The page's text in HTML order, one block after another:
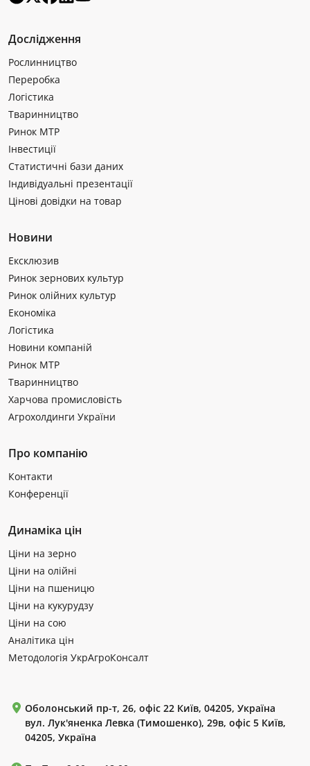
Дослідження
Рослинництво
Переробка
Логістика
Тваринництво
Ринок МТР
Інвестиції
Статистичні бази даних
Індивідуальні презентації
Цінові довідки на товар
Новини
Ексклюзив
Ринок зернових культур
Ринок олійних культур
Економіка
Логістика
Новини компаній
Ринок МТР
Тваринництво
Харчова промисловість
Агрохолдинги України
Про компанію
Контакти
Конференції
Динаміка цін
Ціни на зерно
Ціни на олійні
Ціни на пшеницю
Ціни на кукурудзу
Ціни на сою
Аналітика цін
Методологія УкрАгроКонсалт
Оболонський пр-т, 26, офіс 22 Київ, 04205, Україна
вул. Лук'яненка Левка (Тимошенко), 29в, офіс 5 Київ,
04205, Україна